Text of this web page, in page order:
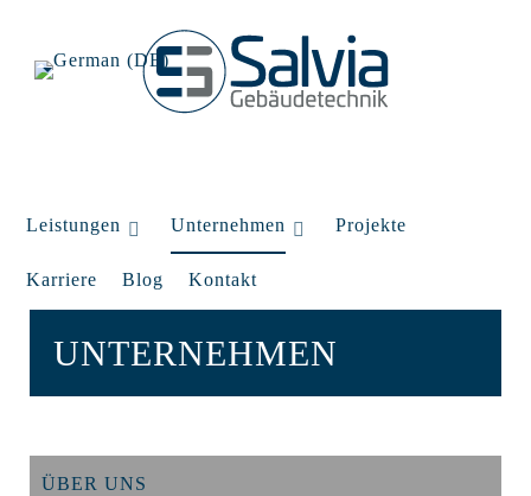
Leistungen Unternehmen Projekte
Karriere Blog Kontakt
UNTERNEHMEN
ÜBER UNS